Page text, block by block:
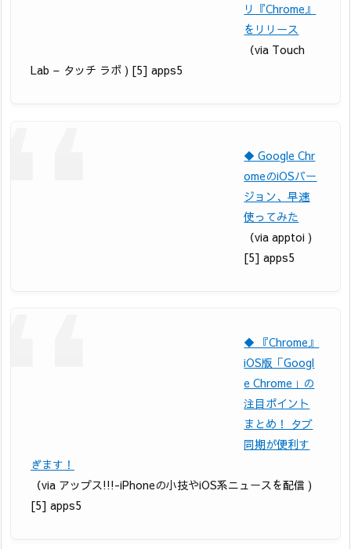
リ『Chrome』
をリリース
（via Touch
Lab – タッチ ラボ ) [5] apps5
◆ Google Chr
omeのiOSバー
ジョン、早速
使ってみた
（via apptoi )
[5] apps5
◆ 『Chrome』
iOS版「Googl
e Chrome」の
注目ポイント
まとめ！ タブ
同期が便利す
ぎます！
（via アップス!!!-iPhoneの小技やiOS系ニュースを配信 )
[5] apps5